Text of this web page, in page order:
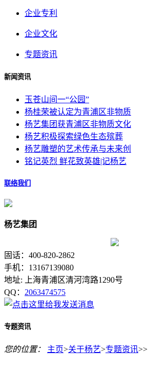
企业专利
企业文化
专题资讯
新闻资讯
玉苍山间一“公园”
杨桂荣被认定为青浦区非物质
杨艺集团获青浦区非物质文化
杨艺积极探索绿色生态殡葬
杨艺雕塑的艺术传承与未来创
铭记英烈 鲜花致英雄|记杨艺
联络我们
杨艺集团
固话：400-820-2862
手机：13167139080
地址: 上海青浦区清河湾路1290号
QQ： 2063474575
专题资讯
您的位置： 主页>关于杨艺>专题资讯>>